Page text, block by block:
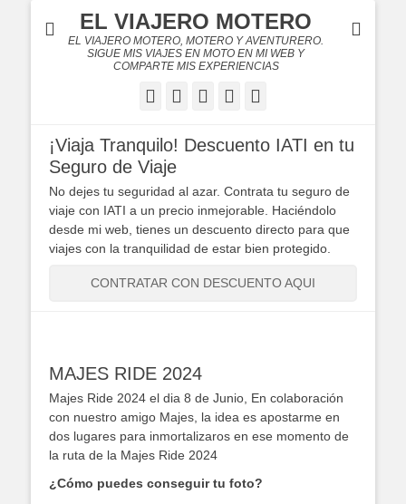
EL VIAJERO MOTERO
EL VIAJERO MOTERO, MOTERO Y AVENTURERO.
SIGUE MIS VIAJES EN MOTO EN MI WEB Y
COMPARTE MIS EXPERIENCIAS
Facebook
Twitter
FlickrYouTube
¡Viaja Tranquilo! Descuento IATI en tu
Seguro de Viaje
No dejes tu seguridad al azar. Contrata tu seguro de
viaje con IATI a un precio inmejorable. Haciéndolo
desde mi web, tienes un descuento directo para que
viajes con la tranquilidad de estar bien protegido.
CONTRATAR CON DESCUENTO AQUI
MAJES RIDE 2024
Majes Ride 2024 el dia 8 de Junio, En colaboración
con nuestro amigo Majes, la idea es apostarme en
dos lugares para inmortalizaros en ese momento de
la ruta de la Majes Ride 2024
¿Cómo puedes conseguir tu foto?